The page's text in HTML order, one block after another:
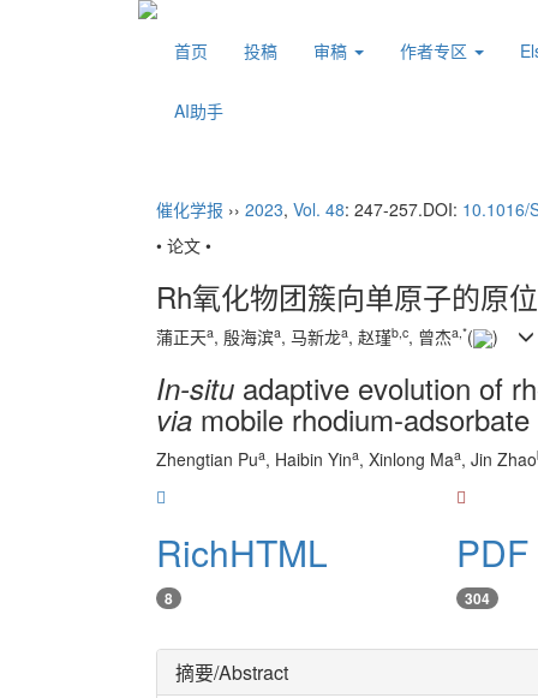
首页 投稿 审稿 作者专区
AI助手
催化学报 ›› 2023, Vol. 48: 247-257.DOI: 10.1016/
• 论文 •
Rh氧化物团簇向单原子的原
蒲正天a, 殷海滨a, 马新龙a, 赵瑾b c, 曾杰a *( )
In-situ adaptive evolution of
via mobile rhodium-
Zhengtian Pua, Haibin Yina, Xinlong Maa, Jin Zhao
RichHTML
8
PDF
304
摘要/Abstract